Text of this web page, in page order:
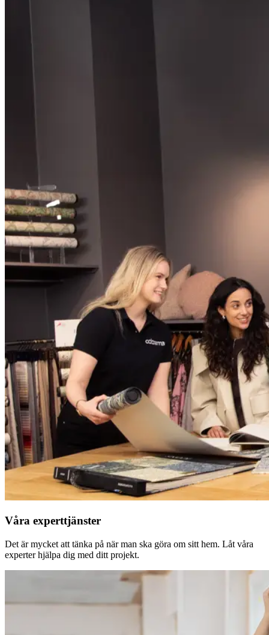
Våra experttjänster
Det är mycket att tänka på när man ska göra om sitt hem. Låt våra
experter hjälpa dig med ditt projekt.